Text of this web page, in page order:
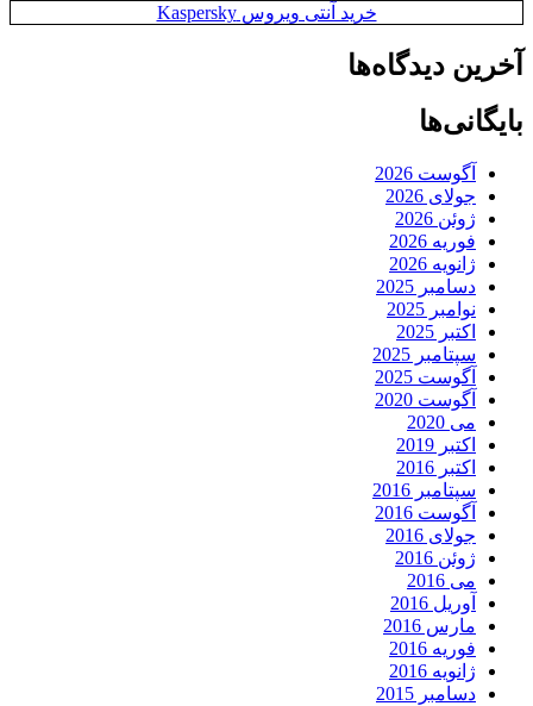
خرید آنتی ویروس Kaspersky
آخرین دیدگاه‌ها
بایگانی‌ها
آگوست 2026
جولای 2026
ژوئن 2026
فوریه 2026
ژانویه 2026
دسامبر 2025
نوامبر 2025
اکتبر 2025
سپتامبر 2025
آگوست 2025
آگوست 2020
می 2020
اکتبر 2019
اکتبر 2016
سپتامبر 2016
آگوست 2016
جولای 2016
ژوئن 2016
می 2016
آوریل 2016
مارس 2016
فوریه 2016
ژانویه 2016
دسامبر 2015